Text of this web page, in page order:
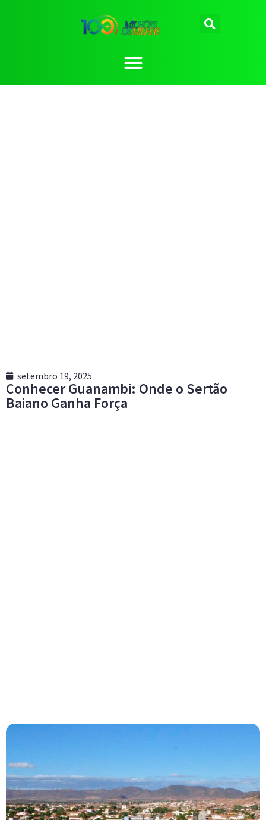
setembro 19, 2025
Conhecer Guanambi: Onde o Sertão
Baiano Ganha Força